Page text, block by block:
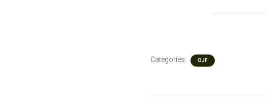
Categories: OJF